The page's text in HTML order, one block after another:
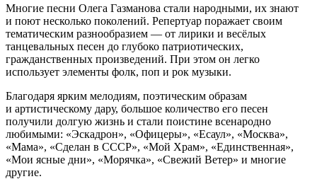
Многие песни Олега Газманова стали народными, их знают
и поют несколько поколений. Репертуар поражает своим
тематическим разнообразием — от лирики и весёлых
танцевальных песен до глубоко патриотических,
гражданственных произведений. При этом он легко
использует элементы фолк, поп и рок музыки.
Благодаря ярким мелодиям, поэтическим образам
и артистическому дару, большое количество его песен
получили долгую жизнь и стали поистине всенародно
любимыми: «Эскадрон», «Офицеры», «Есаул», «Москва»,
«Мама», «Сделан в СССР», «Мой Храм», «Единственная»,
«Мои ясные дни», «Морячка», «Свежий Ветер» и многие
другие.